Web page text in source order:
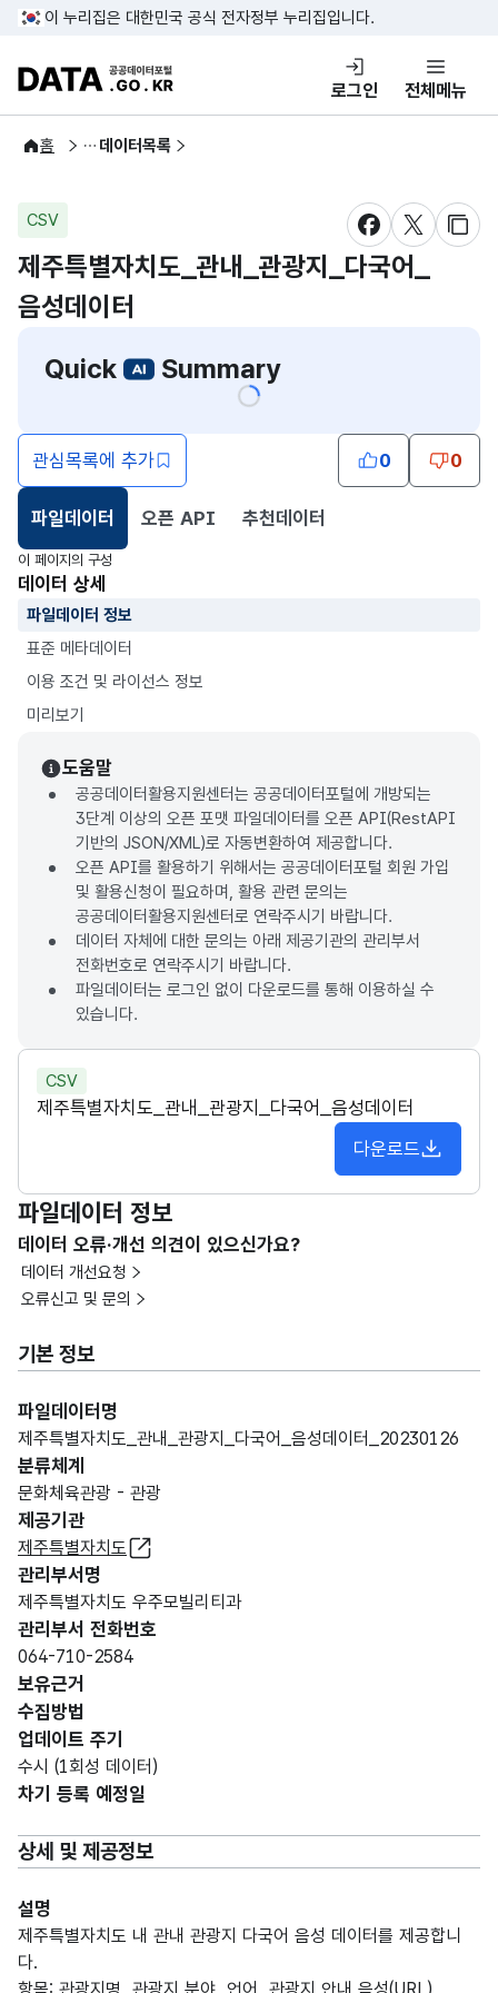
콘텐츠 바로가기
푸터 바로가기
이 누리집은 대한민국 공식 전자정부 누리집입니다.
DATA.GO.KR 공공데이터포털
로그인 전체메뉴
홈
공공데이터 데이터목록
CSV
새창 열림새창 열림
새창
제주특별자치도_관내_관광지_다국어_
음성데이터
Quick
Summary
관심목록에 추가 0 0
파일데이터
선택됨
오픈 API 추천데이터
이 페이지의 구성
데이터 상세
파일데이터 정보
표준 메타데이터
이용 조건 및 라이선스 정보
미리보기
도움말
공공데이터활용지원센터는 공공데이터포털에 개방되는
3단계 이상의 오픈 포맷 파일데이터를 오픈 API(RestAPI
기반의 JSON/XML)로 자동변환하여 제공합니다.
오픈 API를 활용하기 위해서는 공공데이터포털 회원 가입
및 활용신청이 필요하며, 활용 관련 문의는
공공데이터활용지원센터로 연락주시기 바랍니다.
데이터 자체에 대한 문의는 아래 제공기관의 관리부서
전화번호로 연락주시기 바랍니다.
파일데이터는 로그인 없이 다운로드를 통해 이용하실 수
있습니다.
CSV
제주특별자치도_관내_관광지_다국어_음성데이터
다운로드
파일데이터 정보
데이터 오류·개선 의견이 있으신가요?
데이터 개선요청
오류신고 및 문의
기본 정보
파일데이터명
제주특별자치도_관내_관광지_다국어_음성데이터_20230126
분류체계
문화체육관광 - 관광
제공기관
제주특별자치도
관리부서명
제주특별자치도 우주모빌리티과
관리부서 전화번호
064-710-2584
보유근거
수집방법
업데이트 주기
수시 (1회성 데이터)
차기 등록 예정일
상세 및 제공정보
설명
제주특별자치도 내 관내 관광지 다국어 음성 데이터를 제공합니
다.